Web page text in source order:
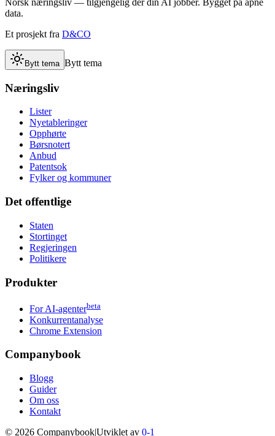
Norsk næringsliv — tilgjengelig der din AI jobber. Bygget på åpne
data.
Et prosjekt fra D&CO
Bytt tema Bytt tema
Næringsliv
Lister
Nyetableringer
Opphørte
Børsnotert
Anbud
Patentsok
Fylker og kommuner
Det offentlige
Staten
Stortinget
Regjeringen
Politikere
Produkter
For AI-agenterbeta
Konkurrentanalyse
Chrome Extension
Companybook
Blogg
Guider
Om oss
Kontakt
© 2026 Companybook|Utviklet av 0-1